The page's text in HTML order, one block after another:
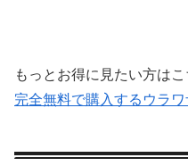
もっとお得に見たい方は
完全無料で購入するウラワ